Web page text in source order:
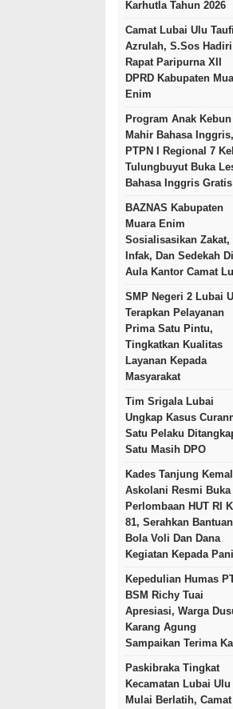
Karhutla Tahun 2026
Camat Lubai Ulu
Azrulah, S.Sos Hadiri
Rapat Paripurna XII
DPRD Kabupaten
Enim
Program Anak Kebun
Mahir Bahasa Inggris,
PTPN I Regional 7
Tulungbuyut Buka
Bahasa Inggris Gratis
BAZNAS Kabupaten
Muara Enim
Sosialisasikan Zakat,
Infak, Dan Sedekah Di
Aula Kantor Camat
SMP Negeri 2 Lubai
Terapkan Pelayanan
Prima Satu Pintu,
Tingkatkan Kualitas
Layanan Kepada
Masyarakat
Tim Srigala Lubai
Ungkap Kasus
Satu Pelaku
Satu Masih DPO
Kades Tanjung
Askolani Resmi Buka
Perlombaan HUT RI
81, Serahkan Bantuan
Bola Voli Dan Dana
Kegiatan Kepada
Kepedulian Humas
BSM Richy Tuai
Apresiasi, Warga
Karang Agung
Sampaikan Terima
Paskibraka Tingkat
Kecamatan Lubai Ulu
Mulai Berlatih, Camat